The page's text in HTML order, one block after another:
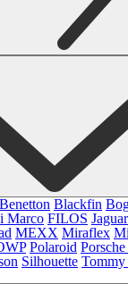
Benetton Blackfin
Marco FILOS Jaguar
MEXX Miraflex
Polaroid
Silhouette